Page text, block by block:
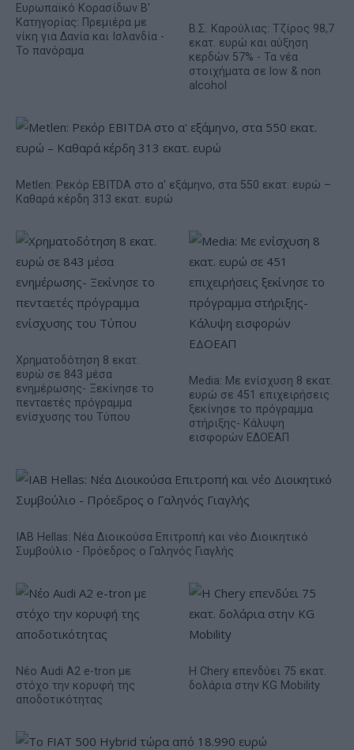
Ευρωπαϊκό Κορασίδων Β'
Κατηγορίας: Πρεμιέρα με
νίκη για Δανία και Ισλανδία -
Το πανόραμα
Β.Σ. Καρούλιας: Τζίρος 98,7
εκατ. ευρώ και αύξηση
κερδών 57% - Τα νέα
στοιχήματα σε low & non
alcohol
Metlen: Ρεκόρ EBITDA στο α' εξάμηνο, στα 550 εκατ. ευρώ –
Καθαρά κέρδη 313 εκατ. ευρώ
Χρηματοδότηση 8 εκατ.
ευρώ σε 843 μέσα
ενημέρωσης- Ξεκίνησε το
πενταετές πρόγραμμα
ενίσχυσης του Τύπου
Media: Με ενίσχυση 8 εκατ.
ευρώ σε 451 επιχειρήσεις
ξεκίνησε το πρόγραμμα
στήριξης- Κάλυψη
εισφορών ΕΔΟΕΑΠ
IAB Hellas: Νέα Διοικούσα Επιτροπή και νέο Διοικητικό
Συμβούλιο - Πρόεδρος ο Γαληνός Γιαγλής
Νέο Audi A2 e-tron με
στόχο την κορυφή της
αποδοτικότητας
Η Chery επενδύει 75 εκατ.
δολάρια στην KG Mobility